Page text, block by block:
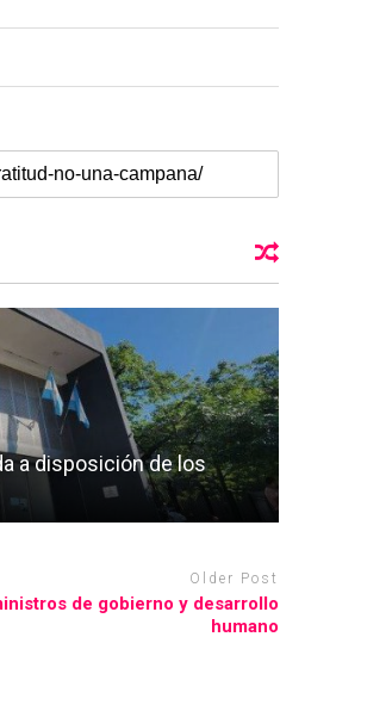
a disposición de los
Older Post
de gobierno y desarrollo
humano